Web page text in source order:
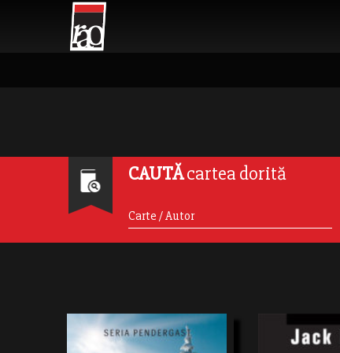
CAUTĂcartea dorită